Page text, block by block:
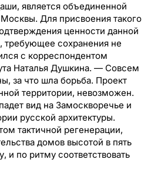
является объединенной
Для присвоения такого
ценности данной
требующее сохранения не
с корреспондентом
Наталья Душкина. — Совсем
за что шла борьба. Проект
территории, невозможен.
вид на Замоскворечье и
русской архитектуры.
тактичной регенерации,
домов высотой в пять
и по ритму соответствовать